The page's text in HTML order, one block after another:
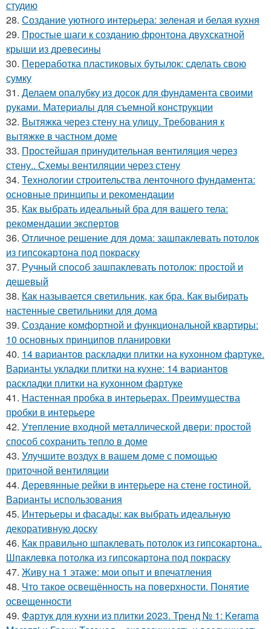
студию
28. Создание уютного интерьера: зеленая и белая кухня
29. Простые шаги к созданию фронтона двухскатной
крыши из древесины
30. Переработка пластиковых бутылок: сделать свою
сумку
31. Делаем опалубку из досок для фундамента своими
руками. Материалы для съемной конструкции
32. Вытяжка через стену на улицу. Требования к
вытяжке в частном доме
33. Простейшая принудительная вентиляция через
стену.. Схемы вентиляции через стену
34. Технологии строительства ленточного фундамента:
основные принципы и рекомендации
35. Как выбрать идеальный бра для вашего тела:
рекомендации экспертов
36. Отличное решение для дома: зашпаклевать потолок
из гипсокартона под покраску
37. Ручный способ зашпаклевать потолок: простой и
дешевый
38. Как называется светильник, как бра. Как выбирать
настенные светильники для дома
39. Создание комфортной и функциональной квартиры:
10 основных принципов планировки
40. 14 вариантов раскладки плитки на кухонном фартуке.
Варианты укладки плитки на кухне: 14 вариантов
раскладки плитки на кухонном фартуке
41. Настенная пробка в интерьерах. Преимущества
пробки в интерьере
42. Утепление входной металлической двери: простой
способ сохранить тепло в доме
43. Улучшите воздух в вашем доме с помощью
приточной вентиляции
44. Деревянные рейки в интерьере на стене гостиной.
Варианты использования
45. Интерьеры и фасады: как выбрать идеальную
декоративную доску
46. Как правильно шпаклевать потолок из гипсокартона..
Шпаклевка потолка из гипсокартона под покраску
47. Живу на 1 этаже: мои опыт и впечатления
48. Что такое освещённость на поверхности. Понятие
освещенности
49. Фартук для кухни из плитки 2023. Тренд № 1: Kerama